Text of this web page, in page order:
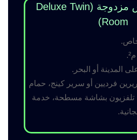
غرفة ديلوكس مزدوجة (Deluxe Twin
Room)
المدينة أو البحر.
فرديين أو سرير كينج، حمام
تلفزيون بشاشة مسطحة، خدمة